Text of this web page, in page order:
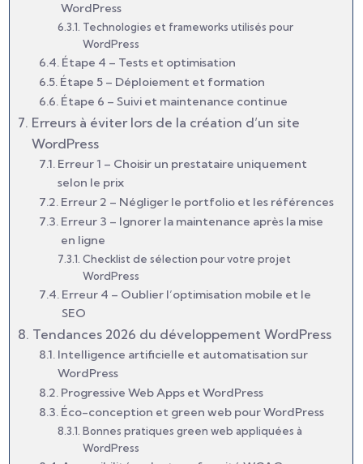
WordPress
Technologies et frameworks utilisés pour
WordPress
Étape 4 – Tests et optimisation
Étape 5 – Déploiement et formation
Étape 6 – Suivi et maintenance continue
Erreurs à éviter lors de la création d’un site
WordPress
Erreur 1 – Choisir un prestataire uniquement
selon le prix
Erreur 2 – Négliger le portfolio et les références
Erreur 3 – Ignorer la maintenance après la mise
en ligne
Checklist de sélection pour votre projet
WordPress
Erreur 4 – Oublier l’optimisation mobile et le
SEO
Tendances 2026 du développement WordPress
Intelligence artificielle et automatisation sur
WordPress
Progressive Web Apps et WordPress
Éco-conception et green web pour WordPress
Bonnes pratiques green web appliquées à
WordPress